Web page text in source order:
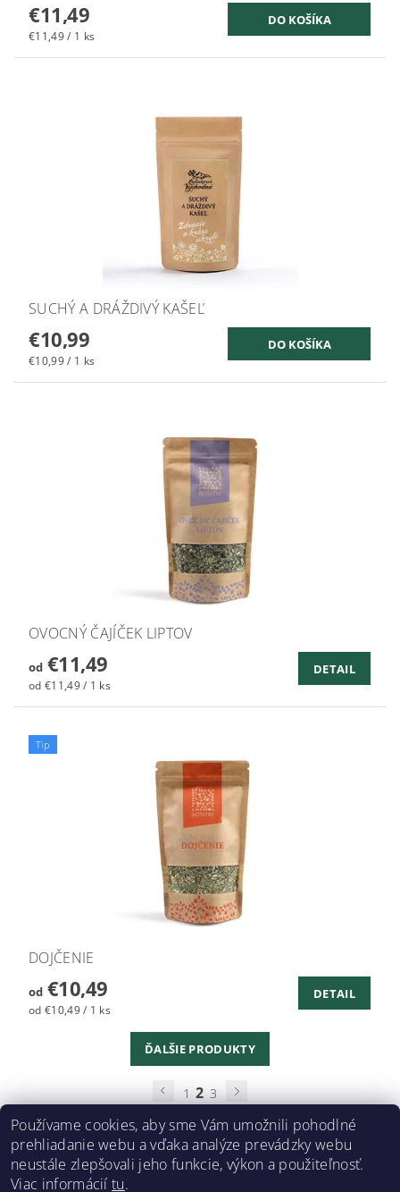
€11,49
€11,49 / 1 ks
SUCHÝ A DRÁŽDIVÝ KAŠEĽ
€10,99
€10,99 / 1 ks
OVOCNÝ ČAJÍČEK LIPTOV
od€11,49
od €11,49 / 1 ks
DETAIL
Tip
DOJČENIE
od€10,49
od €10,49 / 1 ks
DETAIL
ĎALŠIE PRODUKTY
1 2 3
Biotatry H&B
Používame cookies, aby sme Vám umožnili pohodlné
prehliadanie webu a vďaka analýze prevádzky webu
neustále zlepšovali jeho funkcie, výkon a použiteľnosť.
Viac informáciítu.